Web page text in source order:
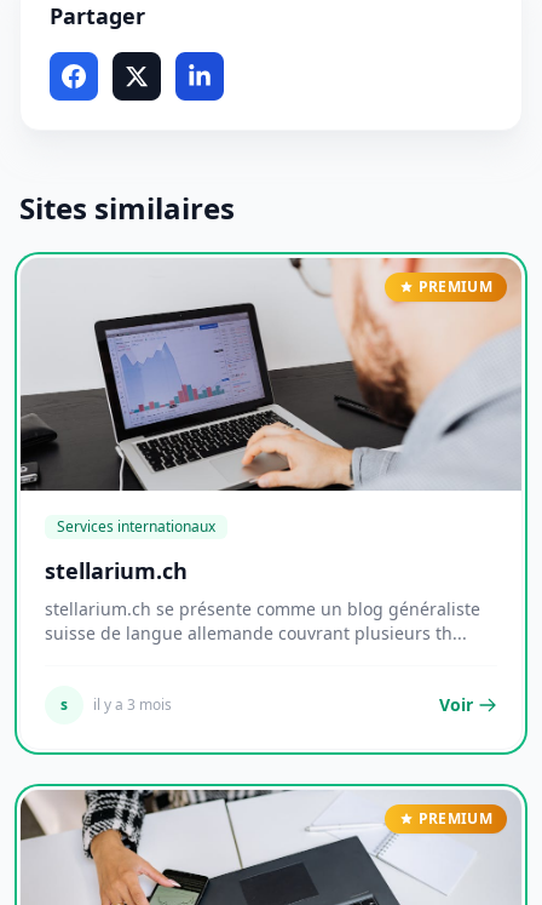
Partager
Sites similaires
PREMIUM
Services internationaux
stellarium.ch
stellarium.ch se présente comme un blog généraliste
suisse de langue allemande couvrant plusieurs th...
s il y a 3 mois Voir
PREMIUM